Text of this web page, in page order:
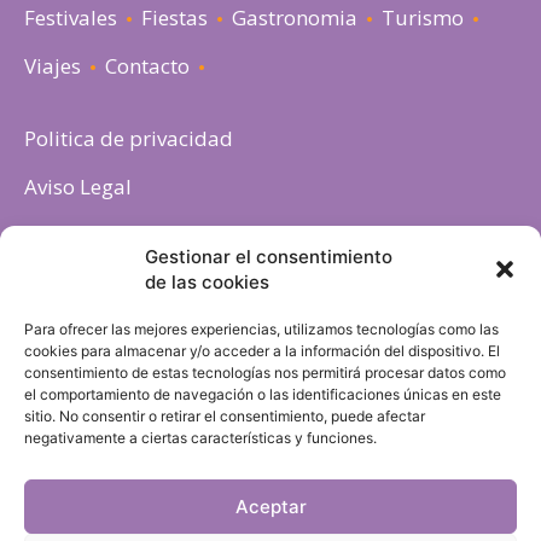
Gestionar el consentimiento
de las cookies
Para ofrecer las mejores experiencias, utilizamos tecnologías como las
cookies para almacenar y/o acceder a la información del dispositivo. El
consentimiento de estas tecnologías nos permitirá procesar datos como
el comportamiento de navegación o las identificaciones únicas en este
sitio. No consentir o retirar el consentimiento, puede afectar
negativamente a ciertas características y funciones.
Aceptar
Festivales Fiestas Gastronomia
Turismo
Viajes
Contacto
Politica de privacidad
Aviso Legal
Política de cookies